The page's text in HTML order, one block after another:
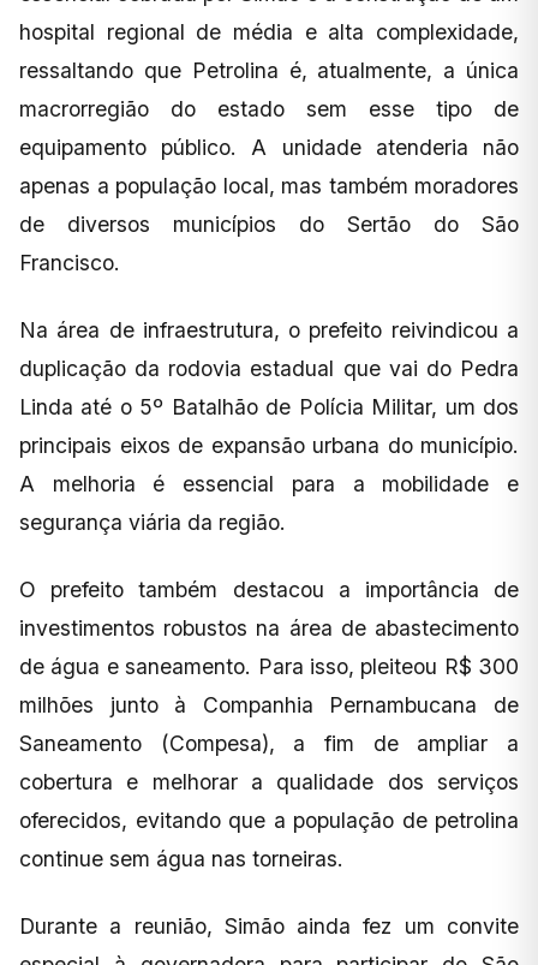
hospital regional de média e alta complexidade,
ressaltando que Petrolina é, atualmente, a única
macrorregião do estado sem esse tipo de
equipamento público. A unidade atenderia não
apenas a população local, mas também moradores
de diversos municípios do Sertão do São
Francisco.
Na área de infraestrutura, o prefeito reivindicou a
duplicação da rodovia estadual que vai do Pedra
Linda até o 5º Batalhão de Polícia Militar, um dos
principais eixos de expansão urbana do município.
A melhoria é essencial para a mobilidade e
segurança viária da região.
O prefeito também destacou a importância de
investimentos robustos na área de abastecimento
de água e saneamento. Para isso, pleiteou R$ 300
milhões junto à Companhia Pernambucana de
Saneamento (Compesa), a fim de ampliar a
cobertura e melhorar a qualidade dos serviços
oferecidos, evitando que a população de petrolina
continue sem água nas torneiras.
Durante a reunião, Simão ainda fez um convite